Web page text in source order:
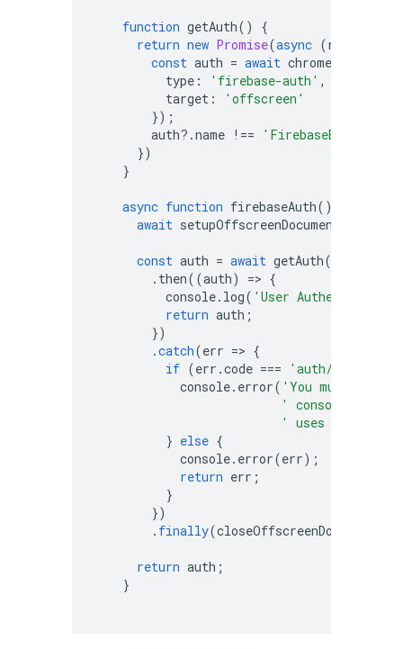
function getAuth()
{
return new Promise(async (resolve
const auth = await chrome
type : 'firebase-auth' ,
target :
'offscreen'
});
auth? .name !== 'FirebaseError'
})
}
async function firebaseAuth()
await setupOffscreenDocument
const auth = await getAuth()
. then((auth) => {
console. log( 'User Authenticated'
return auth ;
})
.catch(err => {
if (err .code ===
'auth/
console. error( 'You must
' console in
' uses Google
} else {
console. error(err);
return err ;
}
})
. finally(closeOffscreenDocument
return auth ;
}